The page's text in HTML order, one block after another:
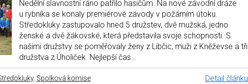
Nedělní slavnostní ráno patřilo hasičům. Na nové závodní dráze
u rybníka se konaly premiérové závody v požárním útoku.
Středokluky zastupovalo hned 5 družstev, dvě mužská, jedno
ženské a dvě žákovské, která představila svoje schopnosti. S
našimi družstvy se poměřovaly ženy z Libčic, muži z Kněževse a tři
družstva z Úholiček. Nejlepší čas…
, Spolková komise Detail článku